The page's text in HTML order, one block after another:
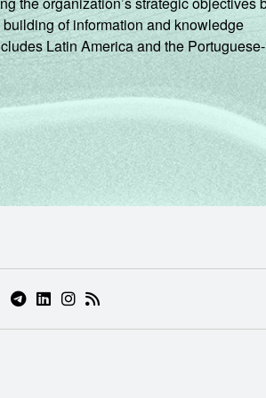
of information and knowledge
Latin America and the Portuguese-
NIC.BR (ABRE EM NOVA ABA)
DO NIC.BR (ABRE EM NOVA ABA)
DO NIC.BR (ABRE EM NOVA ABA)
DO NIC.BR (ABRE EM NOVA ABA)
TELEGRAM DO NIC.BR (ABRE EM
LINKEDIN DO NIC.BR (ABRE EM
INSTAGRAM DO NIC.BR (ABRE
RSS DO NIC.BR (ABRE EM